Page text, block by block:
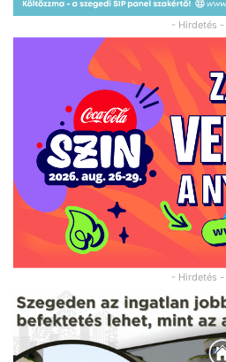
- Hirdetés -
- Hirdetés -